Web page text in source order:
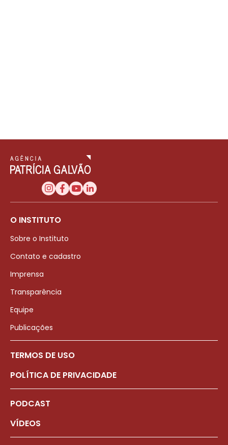
O INSTITUTO
Sobre o Instituto
Contato e cadastro
Imprensa
Transparência
Equipe
Publicações
TERMOS DE USO
POLÍTICA DE PRIVACIDADE
PODCAST
VÍDEOS